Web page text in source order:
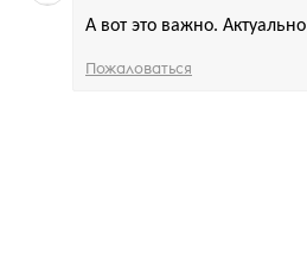
А вот это важно. Актуально
Пожаловаться